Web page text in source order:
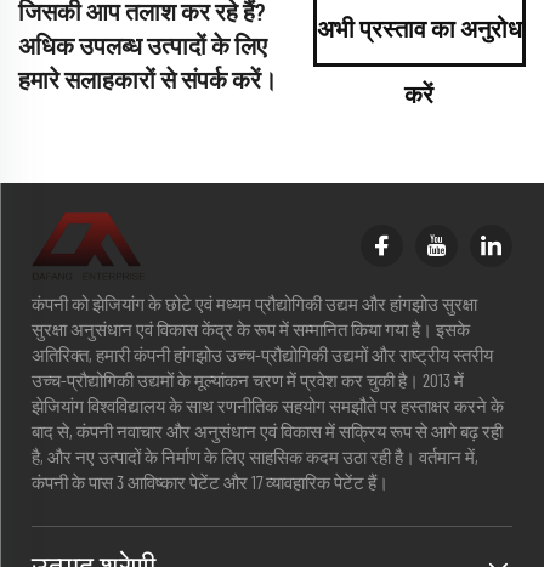
जिसकी आप तलाश कर रहे हैं?
अधिक उपलब्ध उत्पादों के लिए
हमारे सलाहकारों से संपर्क करें।
अभी प्रस्ताव का अनुरोध
करें
कंपनी को झेजियांग के छोटे एवं मध्यम प्रौद्योगिकी उद्यम और हांगझोउ सुरक्षा
सुरक्षा अनुसंधान एवं विकास केंद्र के रूप में सम्मानित किया गया है। इसके
अतिरिक्त, हमारी कंपनी हांगझोउ उच्च-प्रौद्योगिकी उद्यमों और राष्ट्रीय स्तरीय
उच्च-प्रौद्योगिकी उद्यमों के मूल्यांकन चरण में प्रवेश कर चुकी है। 2013 में
झेजियांग विश्वविद्यालय के साथ रणनीतिक सहयोग समझौते पर हस्ताक्षर करने के
बाद से, कंपनी नवाचार और अनुसंधान एवं विकास में सक्रिय रूप से आगे बढ़ रही
है, और नए उत्पादों के निर्माण के लिए साहसिक कदम उठा रही है। वर्तमान में,
कंपनी के पास 3 आविष्कार पेटेंट और 17 व्यावहारिक पेटेंट हैं।